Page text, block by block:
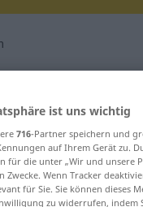
für
ist uns wichtig
716-Partner speichern und
auf Ihrem Gerät zu.
für die unter „Wir und unsere
Zwecke. Wenn Tracker
für Sie. Sie können dieses
zu widerrufen, indem